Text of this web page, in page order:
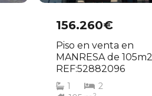
156.260€
Piso en venta en
MANRESA de 105m2
REF:52882096
1
2